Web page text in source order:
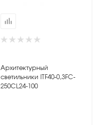
Архитектурный
светильники ITF40-0,3FC-
250CL24-100